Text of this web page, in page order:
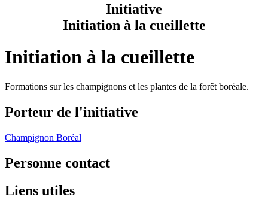
Initiative
Initiation à la cueillette
Initiation à la cueillette
Formations sur les champignons et les plantes de la forêt boréale.
Porteur de l'initiative
Champignon Boréal
Personne contact
Liens utiles